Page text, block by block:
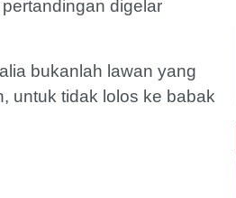
digelar
bukanlah lawan yang
untuk tidak lolos ke babak